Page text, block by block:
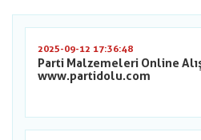
2025-09-12 17:36:48
Parti Malzemeleri Online
www.partidolu.com